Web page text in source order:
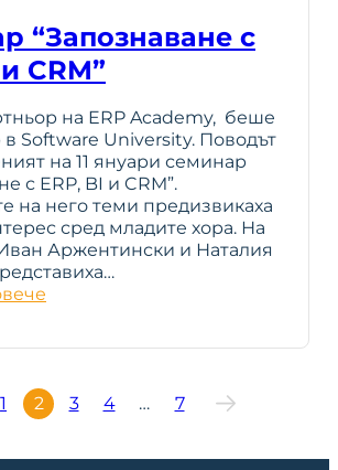
“Запознаване с
CRM”
на ERP Academy, беше
в Software University. Поводът
на 11 януари семинар
с ERP, BI и CRM”.
на него теми предизвикаха
сред младите хора. На
Аржентински и Наталия
1 2 3 4 … 7